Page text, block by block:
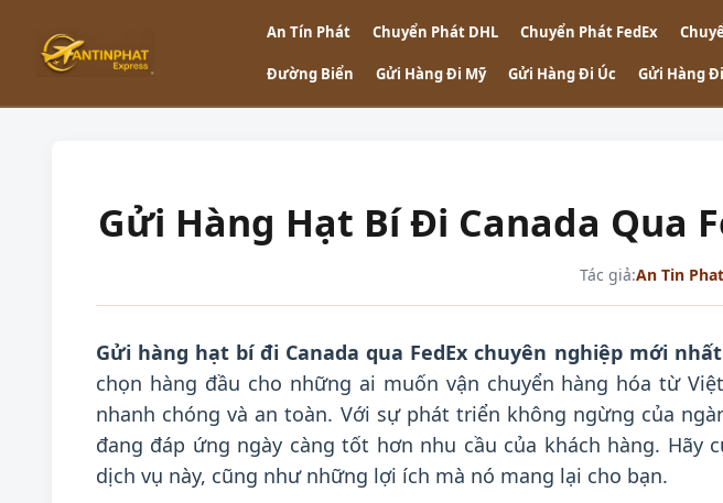
An Tín Phát Chuyển Phát DHL Chuyển Phát FedEx
Đường Biển Gửi Hàng Đi Mỹ Gửi Hàng Đi Úc Gửi Hàng
Gửi Hàng Hạt Bí Đi Canada Qua
Tác giả:An Tin Phat
Gửi hàng hạt bí đi Canada qua FedEx chuyên nghiệp mới nhất
chọn hàng đầu cho những ai muốn vận chuyển hàng hóa từ
nhanh chóng và an toàn. Với sự phát triển không ngừng của
đang đáp ứng ngày càng tốt hơn nhu cầu của khách hàng. Hãy
dịch vụ này, cũng như những lợi ích mà nó mang lại cho bạn.